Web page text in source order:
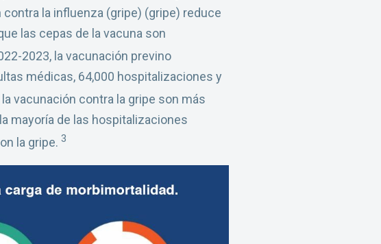
la influenza (gripe) (gripe) reduce
las cepas de la vacuna son
2023, la vacunación previno
médicas, 64,000 hospitalizaciones y
vacunación contra la gripe son más
mayoría de las hospitalizaciones
la gripe. 3